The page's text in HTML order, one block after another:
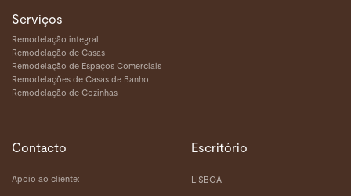
Serviços
Remodelação integral
Remodelação de Casas
Remodelação de Espaços Comerciais
Remodelações de Casas de Banho
Remodelação de Cozinhas
Contacto
Apoio ao cliente:
Escritório
LISBOA